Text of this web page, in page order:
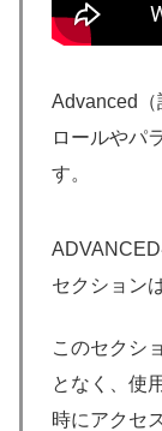
Advanced（
ロールやパ
す。
セクション
このセクシ
となく、使
時にアクセ